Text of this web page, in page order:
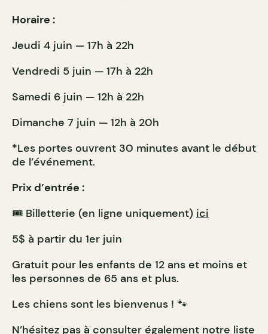
Horaire :
Jeudi 4 juin — 17h à 22h
Vendredi 5 juin — 17h à 22h
Samedi 6 juin — 12h à 22h
Dimanche 7 juin — 12h à 20h
*Les portes ouvrent 30 minutes avant le début
de l’événement.
Prix d’entrée :
🎟️ Billetterie (en ligne uniquement) ici
5$ à partir du 1er juin
Gratuit pour les enfants de 12 ans et moins et
les personnes de 65 ans et plus.
Les chiens sont les bienvenus ! 🐾
N’hésitez pas à consulter également notre liste